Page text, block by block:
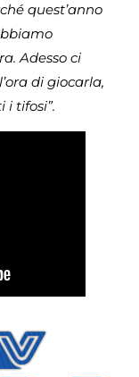
quest’anno
Adesso ci
di giocarla,
i tifosi”.